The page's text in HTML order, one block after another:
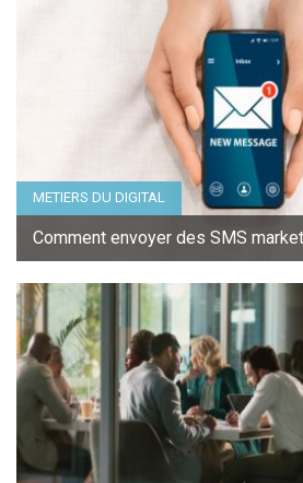
METIERS DU DIGITAL
Comment envoyer des SMS